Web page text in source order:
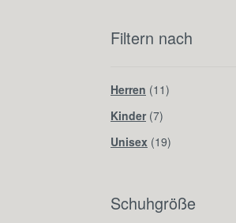
Filtern nach
Herren (11)
Kinder (7)
Unisex (19)
Schuhgröße